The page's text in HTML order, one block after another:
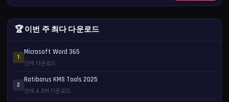
🏆 이번 주 최다 다운로드
1
Microsoft Word 365
전체 다운로드
2
Ratiborus KMS Tools 2025
전체 4.8M 다운로드